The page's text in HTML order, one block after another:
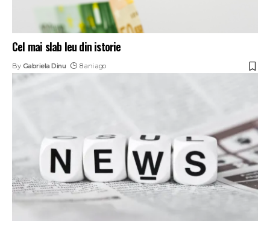
Cel mai slab leu din istorie
By Gabriela Dinu 8 ani ago